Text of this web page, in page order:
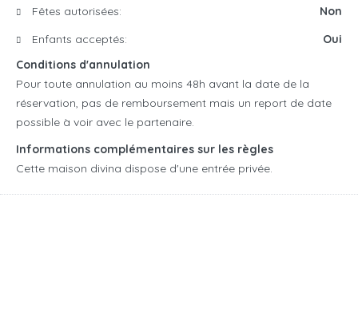
Fêtes autorisées:
Non
Enfants acceptés:
Oui
Conditions d'annulation
Pour toute annulation au moins 48h avant la date de la
réservation, pas de remboursement mais un report de date
possible à voir avec le partenaire.
Informations complémentaires sur les règles
Cette maison divina dispose d'une entrée privée.